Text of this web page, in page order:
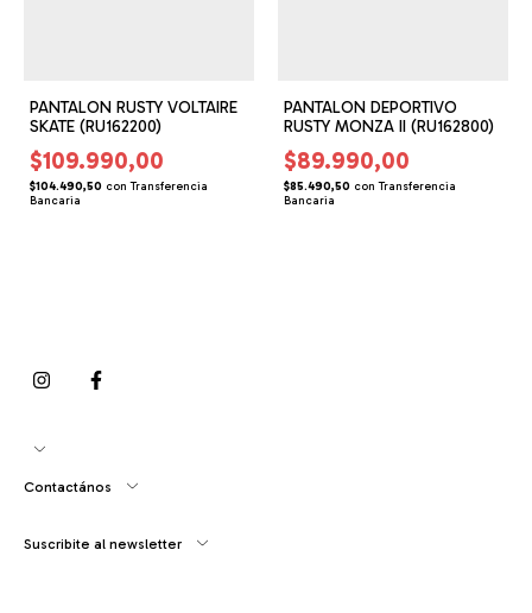
PANTALON RUSTY VOLTAIRE
SKATE (RU162200)
$109.990,00
$104.490,50 con Transferencia
Bancaria
PANTALON DEPORTIVO
RUSTY MONZA II (RU162800)
$89.990,00
$85.490,50 con Transferencia
Bancaria
Contactános
Suscribite al newsletter